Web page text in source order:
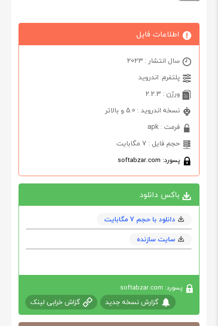
اطلاعات فایل
سال انتشار : 2023
پلتفرم: اندروید
ورژن : 2.2.3
نسخه اندروید : 5.0 و بالاتر
فرمت : apk
حجم فایل : 7 مگابایت
پسورد: softabzar.com
باکس دانلود
دانلود با حجم 7 مگابايت
سایت سازنده
پسورد: softabzar.com
گزارش نسخه جدید گزاش خرابی لینک